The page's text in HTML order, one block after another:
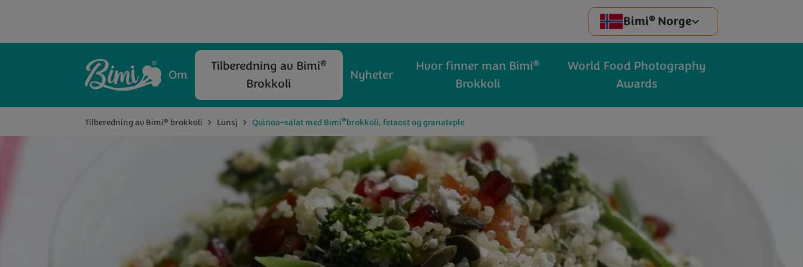
Bimi® Norge
Om
Tilberedning av Bimi®
Brokkoli
Nyheter
Hvor finner man Bimi®
Brokkoli
World Food Photography
Awards
Tilberedning av Bimi® brokkoli Lunsj Quinoa-salat med Bimi®brokkoli, fetaost og granateple